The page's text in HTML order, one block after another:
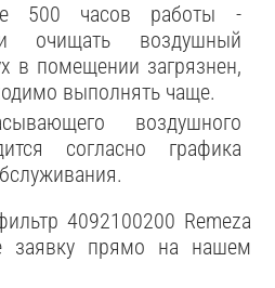
500 часов работы -
и очищать воздушный
в помещении загрязнен,
выполнять чаще.
воздушного
согласно графика
4092100200 Remeza
заявку прямо на нашем